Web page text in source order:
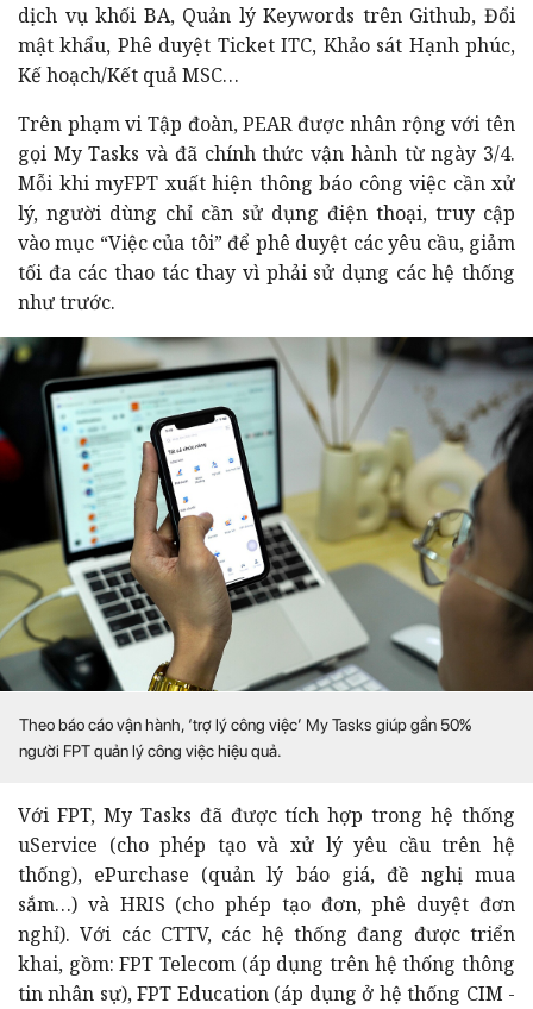
dịch vụ khối BA, Quản lý Keywords trên Github, Đổi
mật khẩu, Phê duyệt Ticket ITC, Khảo sát Hạnh phúc,
Kế hoạch/Kết quả MSC…
Trên phạm vi Tập đoàn, PEAR được nhân rộng với tên
gọi My Tasks và đã chính thức vận hành từ ngày 3/4.
Mỗi khi myFPT xuất hiện thông báo công việc cần xử
lý, người dùng chỉ cần sử dụng điện thoại, truy cập
vào mục “Việc của tôi” để phê duyệt các yêu cầu, giảm
tối đa các thao tác thay vì phải sử dụng các hệ thống
như trước.
Theo báo cáo vận hành, ‘trợ lý công việc’ My Tasks giúp gần 50%
người FPT quản lý công việc hiệu quả.
Với FPT, My Tasks đã được tích hợp trong hệ thống
uService (cho phép tạo và xử lý yêu cầu trên hệ
thống), ePurchase (quản lý báo giá, đề nghị mua
sắm…) và HRIS (cho phép tạo đơn, phê duyệt đơn
nghỉ). Với các CTTV, các hệ thống đang được triển
khai, gồm: FPT Telecom (áp dụng trên hệ thống thông
tin nhân sự), FPT Education (áp dụng ở hệ thống CIM -